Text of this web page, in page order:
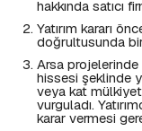
hakkında satıcı
Yatırım kararı
doğrultusunda
Arsa projelerinde
hissesi şeklinde
veya kat
vurguladı.
karar vermesi